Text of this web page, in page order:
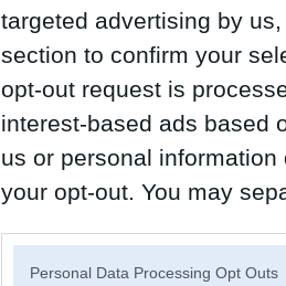
targeted advertising by
section to confirm your
opt-out request is
interest-based ads based
us or personal
your opt-out. You may
Personal Data Processing Opt Outs